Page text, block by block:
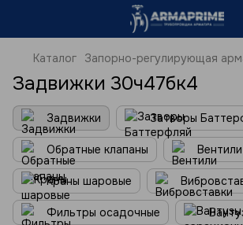
Каталог Запорно-регулирующая
Задвижки 30ч47бк4
Задвижки Затворы
Обратные клапаны Вентили
Краны шаровые
Фильтры осадочные